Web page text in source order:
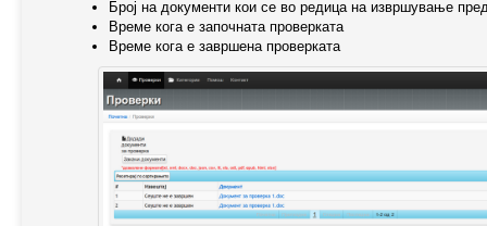
Број на документи кои се во редица на извршување
Време кога е започната проверката
Време кога е завршена проверката